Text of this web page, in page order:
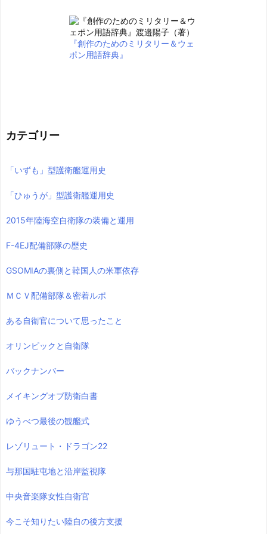
『創作のためのミリタリー＆ウェ
ポン用語辞典』
カテゴリー
「いずも」型護衛艦運用史
「ひゅうが」型護衛艦運用史
2015年陸海空自衛隊の装備と運用
F-4EJ配備部隊の歴史
GSOMIAの裏側と韓国人の米軍依存
ＭＣＶ配備部隊＆密着ルポ
ある自衛官について思ったこと
オリンピックと自衛隊
バックナンバー
メイキングオブ防衛白書
ゆうべつ最後の観艦式
レゾリュート・ドラゴン22
与那国駐屯地と沿岸監視隊
中央音楽隊女性自衛官
今こそ知りたい陸自の後方支援